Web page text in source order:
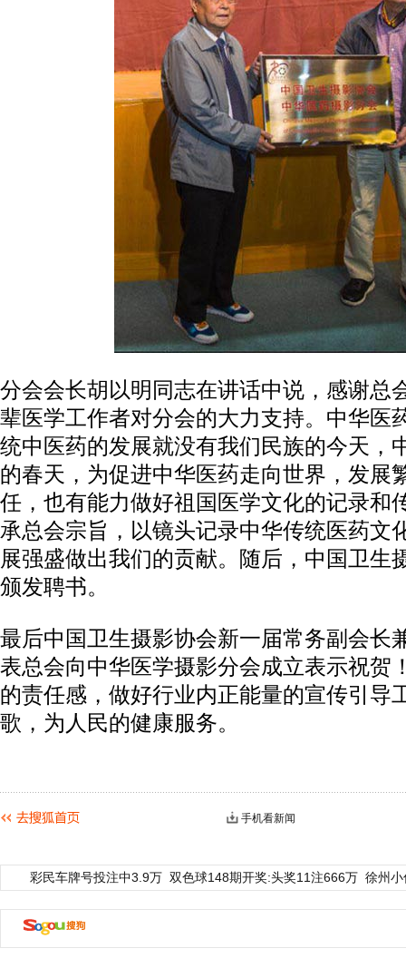
分会会长胡以明同志在讲话中说，感谢总
辈医学工作者对分会的大力支持。中华医
统中医药的发展就没有我们民族的今天，
的春天，为促进中华医药走向世界，发展
任，也有能力做好祖国医学文化的记录和
承总会宗旨，以镜头记录中华传统医药文
展强盛做出我们的贡献。随后，中国卫生
颁发聘书。
最后中国卫生摄影协会新一届常务副会长
表总会向中华医学摄影分会成立表示祝贺
的责任感，做好行业内正能量的宣传引导
歌，为人民的健康服务。
手机看新闻
彩民车牌号投注中3.9万 双色球148期开奖:头奖11注666万 徐州